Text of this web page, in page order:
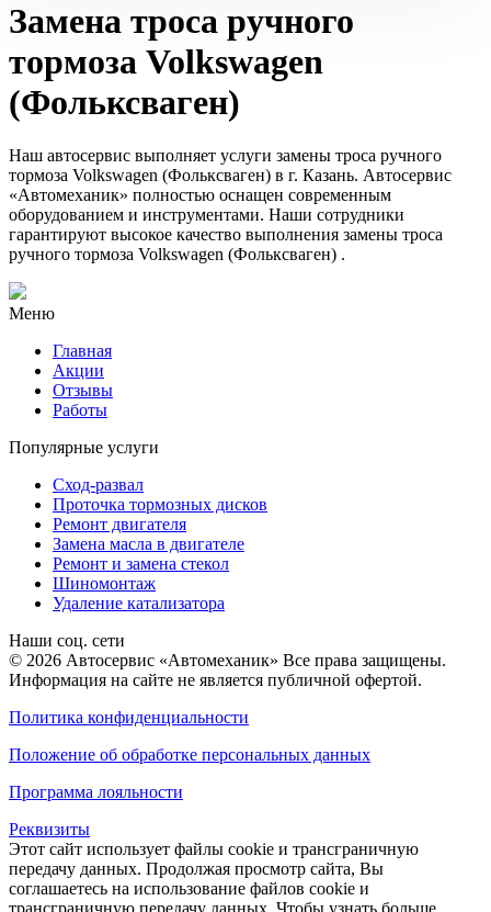
Замена троса ручного
тормоза Volkswagen
(Фольксваген)
Наш автосервис выполняет услуги замены троса ручного
тормоза Volkswagen (Фольксваген) в г. Казань. Автосервис
«Автомеханик» полностью оснащен современным
оборудованием и инструментами. Наши сотрудники
гарантируют высокое качество выполнения замены троса
ручного тормоза Volkswagen (Фольксваген) .
Меню
Главная
Акции
Отзывы
Работы
Популярные услуги
Сход-развал
Проточка тормозных дисков
Ремонт двигателя
Замена масла в двигателе
Ремонт и замена стекол
Шиномонтаж
Удаление катализатора
Наши соц. сети
© 2026 Автосервис «Автомеханик» Все права защищены.
Информация на сайте не является публичной офертой.
Политика конфиденциальности
Положение об обработке персональных данных
Программа лояльности
Реквизиты
Этот сайт использует файлы cookie и трансграничную
передачу данных. Продолжая просмотр сайта, Вы
соглашаетесь на использование файлов cookie и